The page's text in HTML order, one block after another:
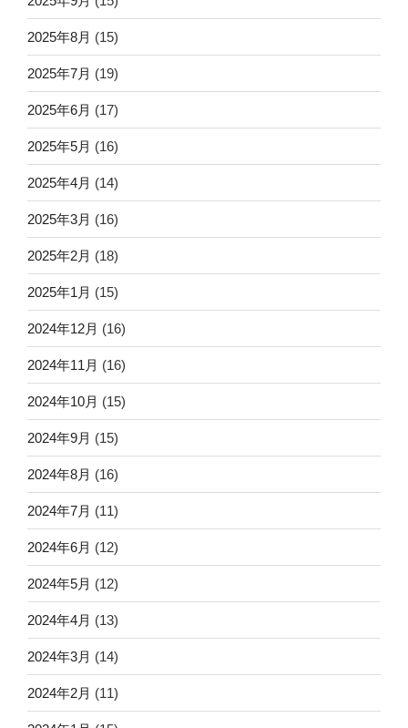
2025年8月 (15)
2025年7月 (19)
2025年6月 (17)
2025年5月 (16)
2025年4月 (14)
2025年3月 (16)
2025年2月 (18)
2025年1月 (15)
2024年12月 (16)
2024年11月 (16)
2024年10月 (15)
2024年9月 (15)
2024年8月 (16)
2024年7月 (11)
2024年6月 (12)
2024年5月 (12)
2024年4月 (13)
2024年3月 (14)
2024年2月 (11)